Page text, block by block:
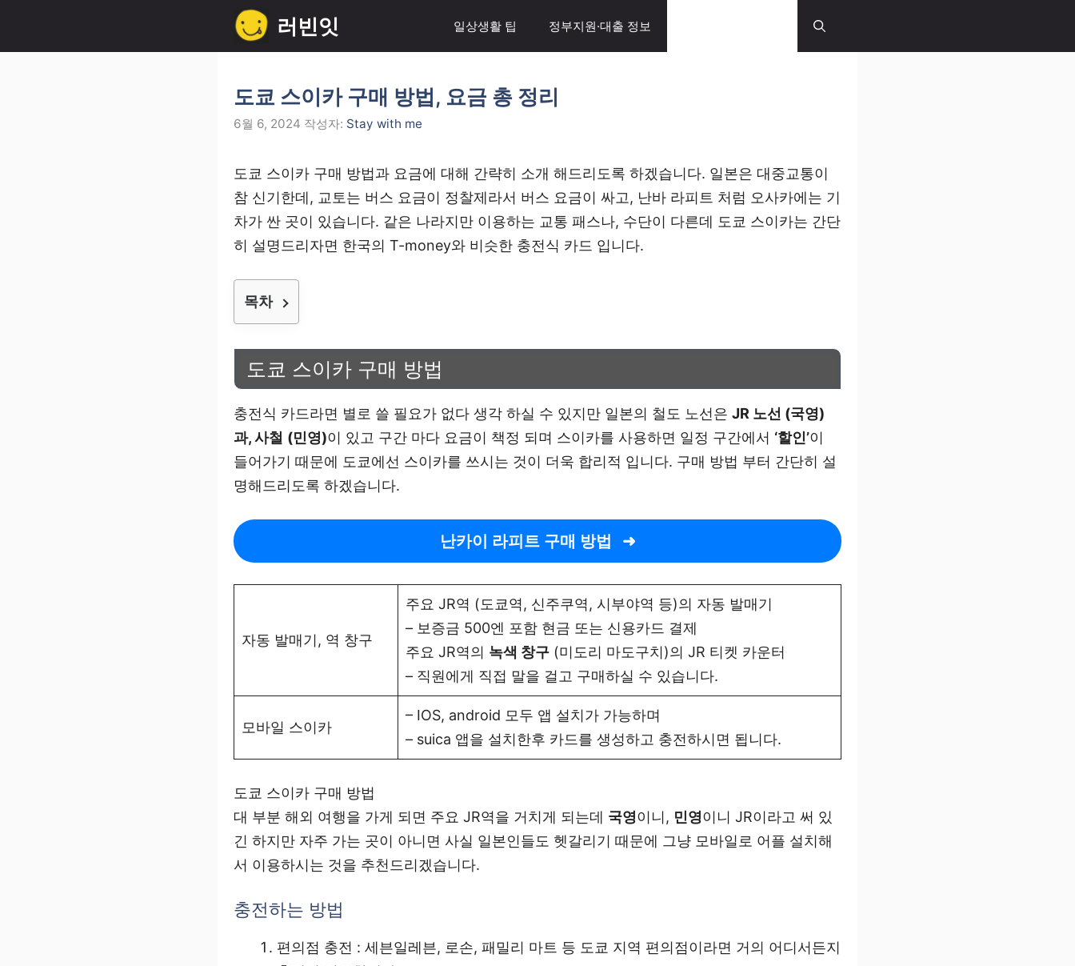
러빈잇 일상생활 팁 정부지원·대출 정보
도쿄 스이카 구매 방법, 요금 총 정리
6월 6, 2024 작성자: Stay with me
도쿄 스이카 구매 방법과 요금에 대해 간략히 소개 해드리도록 하겠습니다. 일본은 대중교통이
참 신기한데, 교토는 버스 요금이 정찰제라서 버스 요금이 싸고, 난바 라피트 처럼 오사카에는 기
차가 싼 곳이 있습니다. 같은 나라지만 이용하는 교통 패스나, 수단이 다른데 도쿄 스이카는 간단
히 설명드리자면 한국의 T-money와 비슷한 충전식 카드 입니다.
목차
도쿄 스이카 구매 방법
충전식 카드라면 별로 쓸 필요가 없다 생각 하실 수 있지만 일본의 철도 노선은 JR 노선 (국영)
과, 사철 (민영)이 있고 구간 마다 요금이 책정 되며 스이카를 사용하면 일정 구간에서 ‘할인’이
들어가기 때문에 도쿄에선 스이카를 쓰시는 것이 더욱 합리적 입니다. 구매 방법 부터 간단히 설
명해드리도록 하겠습니다.
난카이 라피트 구매 방법
자동 발매기, 역 창구
주요 JR역 (도쿄역, 신주쿠역, 시부야역 등)의 자동 발매기
– 보증금 500엔 포함 현금 또는 신용카드 결제
주요 JR역의 녹색 창구 (미도리 마도구치)의 JR 티켓 카운터
– 직원에게 직접 말을 걸고 구매하실 수 있습니다.
모바일 스이카
– IOS, android 모두 앱 설치가 가능하며
– suica 앱을 설치한후 카드를 생성하고 충전하시면 됩니다.
도쿄 스이카 구매 방법
대 부분 해외 여행을 가게 되면 주요 JR역을 거치게 되는데 국영이니, 민영이니 JR이라고 써 있
긴 하지만 자주 가는 곳이 아니면 사실 일본인들도 헷갈리기 때문에 그냥 모바일로 어플 설치해
서 이용하시는 것을 추천드리겠습니다.
충전하는 방법
편의점 충전 : 세븐일레븐, 로손, 패밀리 마트 등 도쿄 지역 편의점이라면 거의 어디서든지